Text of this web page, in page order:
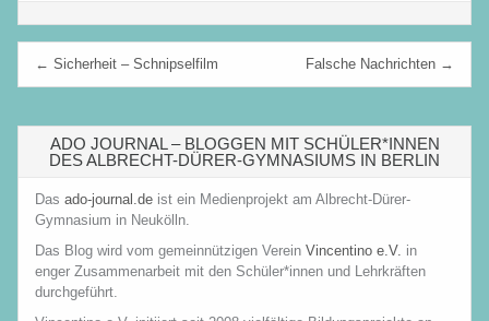
BeitragsnavigationFalsche Nachrichten →
← Sicherheit – Schnipselfilm
ADO JOURNAL – BLOGGEN MIT SCHÜLER*INNEN
DES ALBRECHT-DÜRER-GYMNASIUMS IN BERLIN
Das ado-journal.de ist ein Medienprojekt am Albrecht-Dürer-
Gymnasium in Neukölln.
Das Blog wird vom gemeinnützigen Verein Vincentino e.V. in
enger Zusammenarbeit mit den Schüler*innen und Lehrkräften
durchgeführt.